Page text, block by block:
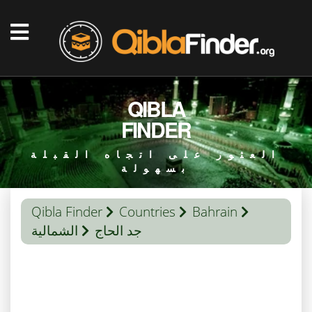
QIBLA
FINDER
العثور على اتجاه القبلة
بسهولة
Qibla Finder Countries
Bahrain
الشمالية
جد الحاج